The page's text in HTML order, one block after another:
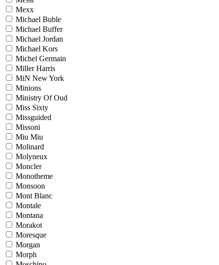
Mexx
Michael Buble
Michael Buffer
Michael Jordan
Michael Kors
Michel Germain
Miller Harris
MiN New York
Minions
Ministry Of Oud
Miss Sixty
Missguided
Missoni
Miu Miu
Molinard
Molyneux
Moncler
Monotheme
Monsoon
Mont Blanc
Montale
Montana
Morakot
Moresque
Morgan
Morph